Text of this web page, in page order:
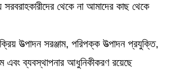
থেকে না আমাদের কাছ থেকে
উত্পাদন সরঞ্জাম, পরিপক্ক উত্পাদন প্রযুক্তি,
এবং ব্যবস্থাপনার আধুনিকীকরণ রয়েছে